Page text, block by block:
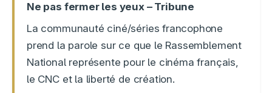
Ne pas fermer les yeux – Tribune
La communauté ciné/séries francophone
prend la parole sur ce que le Rassemblement
National représente pour le cinéma français,
le CNC et la liberté de création.